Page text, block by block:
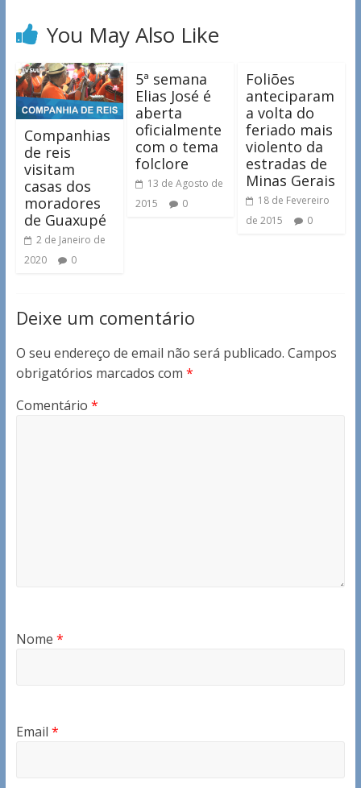
You May Also Like
Companhias
de reis
visitam
casas dos
moradores
de Guaxupé
2 de Janeiro de
2020
0
5ª semana
Elias José é
aberta
oficialmente
com o tema
folclore
13 de Agosto de
2015
0
Foliões
anteciparam
a volta do
feriado mais
violento da
estradas de
Minas Gerais
18 de Fevereiro
de 2015
0
Deixe um comentário
O seu endereço de email não será publicado. Campos
obrigatórios marcados com *
Comentário *
Nome *
Email *